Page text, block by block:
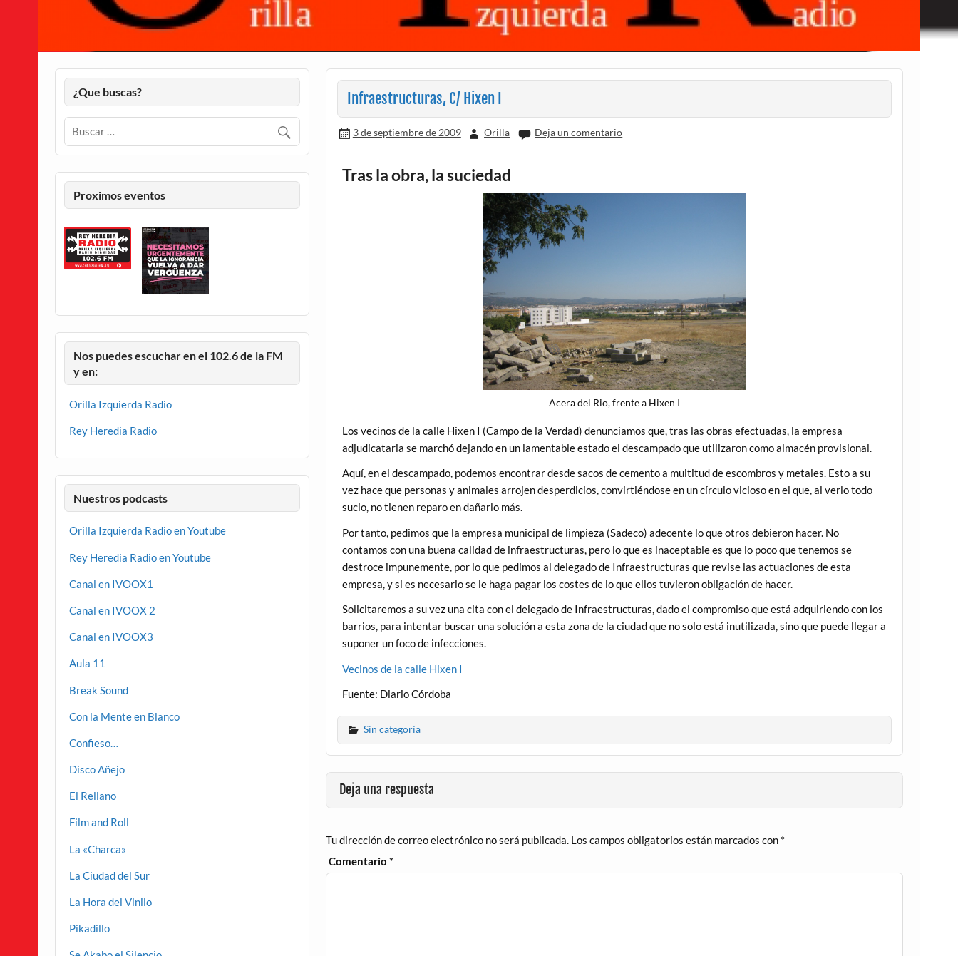
Infraestructuras, C/ Hixen I
3 de septiembre de 2009 Orilla Deja un comentario
Tras la obra, la suciedad
Acera del Rio, frente a Hixen I
Los vecinos de la calle Hixen I (Campo de la Verdad) denunciamos que, tras las obras efectuadas, la empresa
adjudicataria se marchó dejando en un lamentable estado el descampado que utilizaron como almacén provisional.
Aquí, en el descampado, podemos encontrar desde sacos de cemento a multitud de escombros y metales. Esto a su
vez hace que personas y animales arrojen desperdicios, convirtiéndose en un círculo vicioso en el que, al verlo todo
sucio, no tienen reparo en dañarlo más.
Por tanto, pedimos que la empresa municipal de limpieza (Sadeco) adecente lo que otros debieron hacer. No
contamos con una buena calidad de infraestructuras, pero lo que es inaceptable es que lo poco que tenemos se
destroce impunemente, por lo que pedimos al delegado de Infraestructuras que revise las actuaciones de esta
empresa, y si es necesario se le haga pagar los costes de lo que ellos tuvieron obligación de hacer.
Solicitaremos a su vez una cita con el delegado de Infraestructuras, dado el compromiso que está adquiriendo con los
barrios, para intentar buscar una solución a esta zona de la ciudad que no solo está inutilizada, sino que puede llegar a
suponer un foco de infecciones.
Vecinos de la calle Hixen I
Fuente: Diario Córdoba
Sin categoría
Deja una respuesta
Tu dirección de correo electrónico no será publicada. Los campos obligatorios están marcados con *
Comentario*
¿Que buscas?
Proximos eventos
Nos puedes escuchar en el 102.6 de la FM
y en:
Orilla Izquierda Radio
Rey Heredia Radio
Nuestros podcasts
Orilla Izquierda Radio en Youtube
Rey Heredia Radio en Youtube
Canal en IVOOX1
Canal en IVOOX 2
Canal en IVOOX3
Aula 11
Break Sound
Con la Mente en Blanco
Confieso…
Disco Añejo
El Rellano
Film and Roll
La «Charca»
La Ciudad del Sur
La Hora del Vinilo
Pikadillo